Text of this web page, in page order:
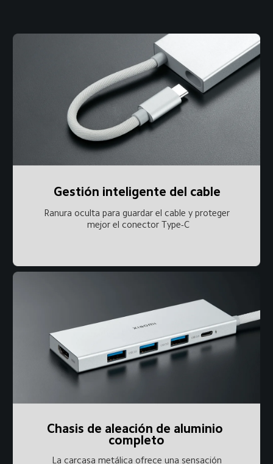
Gestión inteligente del cable
Ranura oculta para guardar el cable y proteger
mejor el conector Type-C
Chasis de aleación de aluminio
completo
La carcasa metálica ofrece una sensación